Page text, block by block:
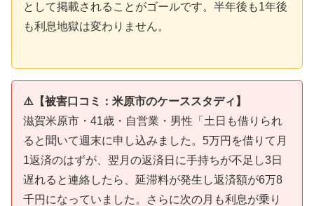
として掲載されることがゴールです。半年後も1年後
も利息地獄は変わりません。
⚠️【被害口コミ：米原市のケーススタディ】
滋賀米原市・41歳・自営業・男性「土日も借りられ
ると聞いて週末に申し込みました。5万円を借りて月
1返済のはずが、翌月の返済日に手持ちが不足し3日
遅れると連絡したら、延滞料が発生し返済額が6万8
千円になっていました。さらに次の月も利息が乗り